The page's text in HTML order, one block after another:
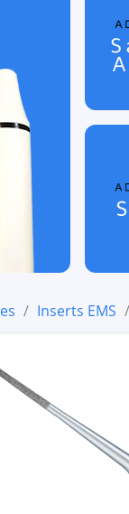
Inserts EMS